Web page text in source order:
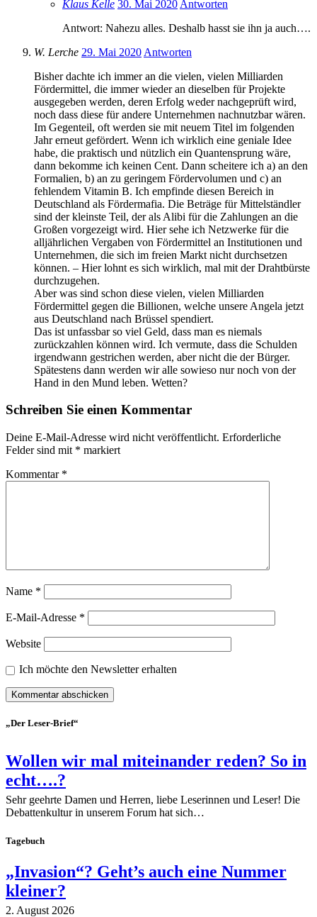
Klaus Kelle 30. Mai 2020 Antworten
Antwort: Nahezu alles. Deshalb hasst sie ihn ja auch….
W. Lerche 29. Mai 2020 Antworten
Bisher dachte ich immer an die vielen, vielen Milliarden
Fördermittel, die immer wieder an dieselben für Projekte
ausgegeben werden, deren Erfolg weder nachgeprüft wird,
noch dass diese für andere Unternehmen nachnutzbar wären.
Im Gegenteil, oft werden sie mit neuem Titel im folgenden
Jahr erneut gefördert. Wenn ich wirklich eine geniale Idee
habe, die praktisch und nützlich ein Quantensprung wäre,
dann bekomme ich keinen Cent. Dann scheitere ich a) an den
Formalien, b) an zu geringem Fördervolumen und c) an
fehlendem Vitamin B. Ich empfinde diesen Bereich in
Deutschland als Fördermafia. Die Beträge für Mittelständler
sind der kleinste Teil, der als Alibi für die Zahlungen an die
Großen vorgezeigt wird. Hier sehe ich Netzwerke für die
alljährlichen Vergaben von Fördermittel an Institutionen und
Unternehmen, die sich im freien Markt nicht durchsetzen
können. – Hier lohnt es sich wirklich, mal mit der Drahtbürste
durchzugehen.
Aber was sind schon diese vielen, vielen Milliarden
Fördermittel gegen die Billionen, welche unsere Angela jetzt
aus Deutschland nach Brüssel spendiert.
Das ist unfassbar so viel Geld, dass man es niemals
zurückzahlen können wird. Ich vermute, dass die Schulden
irgendwann gestrichen werden, aber nicht die der Bürger.
Spätestens dann werden wir alle sowieso nur noch von der
Hand in den Mund leben. Wetten?
Schreiben Sie einen Kommentar
Deine E-Mail-Adresse wird nicht veröffentlicht. Erforderliche
Felder sind mit * markiert
Kommentar *
Name *
E-Mail-Adresse *
Website
Ich möchte den Newsletter erhalten
„Der Leser-Brief“
Wollen wir mal miteinander reden? So in
echt….?
Sehr geehrte Damen und Herren, liebe Leserinnen und Leser! Die
Debattenkultur in unserem Forum hat sich…
Tagebuch
„Invasion“? Geht’s auch eine Nummer
kleiner?
2. August 2026